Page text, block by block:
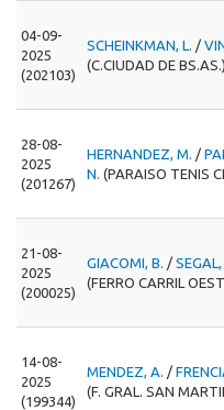
04-09-
2025
(202103)
SCHEINKMAN, L. /
(C.CIUDAD DE BS.AS.)
28-08-
2025
(201267)
HERNANDEZ, M. /
N. (PARAISO TENIS
21-08-
2025
(200025)
GIACOMI, B. / SEGAL,
(FERRO CARRIL
14-08-
2025
(199344)
MENDEZ, A. /
(F. GRAL. SAN